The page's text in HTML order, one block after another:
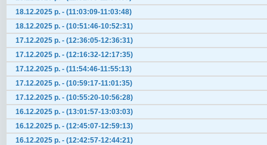
18.12.2025 р. - (11:03:09-11:03:48)
18.12.2025 р. - (10:51:46-10:52:31)
17.12.2025 р. - (12:36:05-12:36:31)
17.12.2025 р. - (12:16:32-12:17:35)
17.12.2025 р. - (11:54:46-11:55:13)
17.12.2025 р. - (10:59:17-11:01:35)
17.12.2025 р. - (10:55:20-10:56:28)
16.12.2025 р. - (13:01:57-13:03:03)
16.12.2025 р. - (12:45:07-12:59:13)
16.12.2025 р. - (12:42:57-12:44:21)